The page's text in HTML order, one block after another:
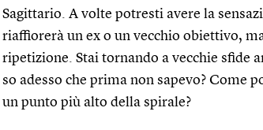
Sagittario. A volte potresti avere la
riaffiorerà un ex o un vecchio obiettivo,
ripetizione. Stai tornando a vecchie sfide
so adesso che prima non sapevo? Come
un punto più alto della spirale?